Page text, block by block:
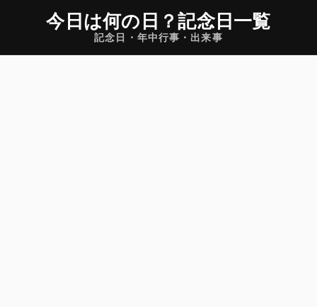
今日は何の日 ？記念日一覧
記念日・年中行事・出来事